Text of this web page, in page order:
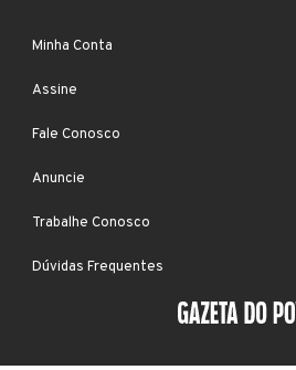
Minha Conta
Assine
Fale Conosco
Anuncie
Trabalhe Conosco
Dúvidas Frequentes